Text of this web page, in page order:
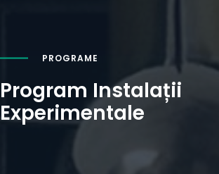
PROGRAME
Program Instalații
Experimentale